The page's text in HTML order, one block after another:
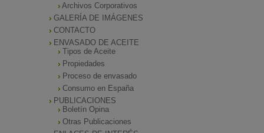
Archivos Corporativos
GALERÍA DE IMÁGENES
CONTACTO
ENVASADO DE ACEITE
Tipos de Aceite
Propiedades
Proceso de envasado
Consumo en España
PUBLICACIONES
Boletín Opina
Otras Publicaciones